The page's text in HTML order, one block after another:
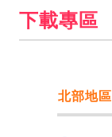
下載專區
北部地區